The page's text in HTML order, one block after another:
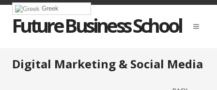
Greek
Future Business School
Digital Marketing & Social Media